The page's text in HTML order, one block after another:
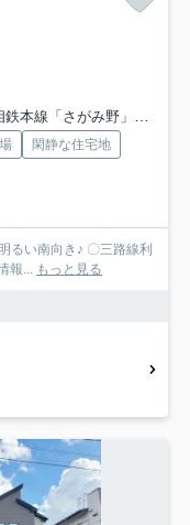
「さがみ野」駅 バス9分 神奈川中央交通「栗原小学校前（神奈川県）」 停歩13分
閑静な住宅地
るい南向き♪ 〇三路線利
３５S対応♪ 物件情報... もっと見る